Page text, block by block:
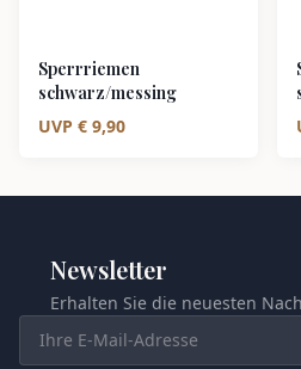
Sperrriemen
schwarz/messing
UVP € 9,90
Newsletter
Erhalten Sie die neuesten